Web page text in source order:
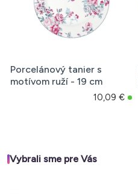
Porcelánový tanier s
motívom ruží - 19 cm
10,09 €
Vybrali sme pre Vás